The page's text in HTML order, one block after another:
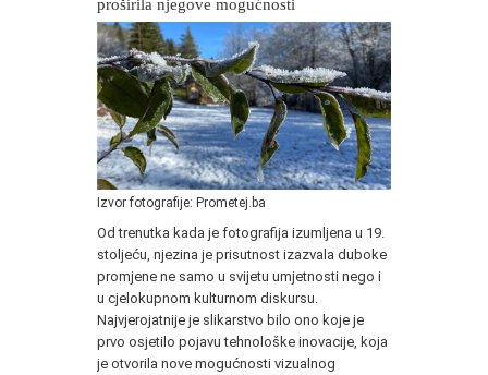
proširila njegove mogućnosti
Izvor fotografije: Prometej.ba
Od trenutka kada je fotografija izumljena u 19.
stoljeću, njezina je prisutnost izazvala duboke
promjene ne samo u svijetu umjetnosti nego i
u cjelokupnom kulturnom diskursu.
Najvjerojatnije je slikarstvo bilo ono koje je
prvo osjetilo pojavu tehnološke inovacije, koja
je otvorila nove mogućnosti vizualnog